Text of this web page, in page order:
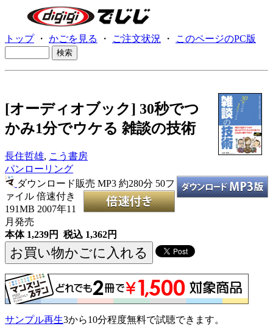
トップ・ かごを見る ・ ご注文状況 ・ このページのPC版
[オーディオブック] 30秒でつ
かみ1分でウケる 雑談の技術
長住哲雄, こう書房
パンローリング
ダウンロード販売 MP3 約280分 50フ
ァイル 倍速付き
191MB 2007年11
月発売
本体 1,239円 税込 1,362円
サンプル再生3から10分程度無料で試聴できます。